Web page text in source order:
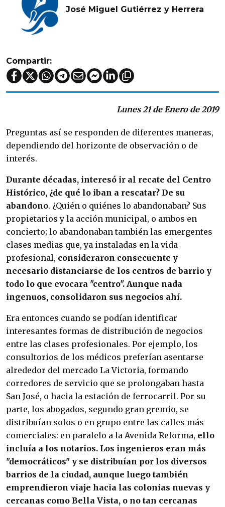
José Miguel Gutiérrez y Herrera
Compartir:
Lunes 21 de Enero de 2019
Preguntas así se responden de diferentes maneras,
dependiendo del horizonte de observación o de
interés.
Durante décadas, interesó ir al recate del Centro
Histórico, ¿de qué lo iban a rescatar? De su
abandono. ¿Quién o quiénes lo abandonaban? Sus
propietarios y la acción municipal, o ambos en
concierto; lo abandonaban también las emergentes
clases medias que, ya instaladas en la vida
profesional, consideraron consecuente y
necesario distanciarse de los centros de barrio y
todo lo que evocara "centro". Aunque nada
ingenuos, consolidaron sus negocios ahí.
Era entonces cuando se podían identificar
interesantes formas de distribución de negocios
entre las clases profesionales. Por ejemplo, los
consultorios de los médicos preferían asentarse
alrededor del mercado La Victoria, formando
corredores de servicio que se prolongaban hasta
San José, o hacia la estación de ferrocarril. Por su
parte, los abogados, segundo gran gremio, se
distribuían solos o en grupo entre las calles más
comerciales: en paralelo a la Avenida Reforma, ello
incluía a los notarios. Los ingenieros eran más
"democráticos" y se distribuían por los diversos
barrios de la ciudad, aunque luego también
emprendieron viaje hacia las colonias nuevas y
cercanas como Bella Vista, o no tan cercanas